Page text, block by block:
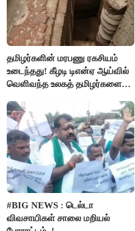
தமிழர்களின் மரபணு ரகசியம்
உடைந்தது! கீழடி டிஎன்ஏ ஆய்வில்
வெளிவந்த உலகத் தமிழர்களை
#BIG NEWS : டெல்டா
விவசாயிகள் சாலை மறியல்